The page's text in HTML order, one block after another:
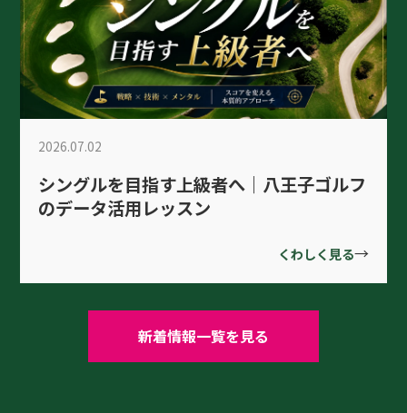
2026.07.02
シングルを目指す上級者へ｜八王子ゴルフ
のデータ活用レッスン
くわしく見る→
新着情報一覧を見る